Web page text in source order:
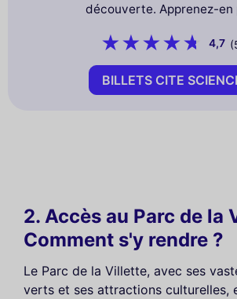
découverte. Apprenez-en
4,7
BILLETS CITE
2. Accès au Parc de la
Comment s'y rendre ?
Le Parc de la Villette, avec ses
verts et ses attractions culturelles,